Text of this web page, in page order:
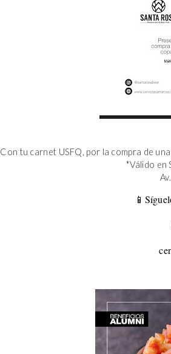
Con tu carnet USFQ, por la compra de
*Válido en